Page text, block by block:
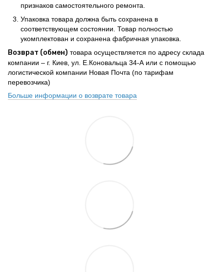
признаков самостоятельного ремонта.
Упаковка товара должна быть сохранена в
соответствующем состоянии. Товар полностью
укомплектован и сохранена фабричная упаковка.
Возврат (обмен) товара осуществляется по адресу склада
компании – г. Киев, ул. Е.Коновальца 34-А или с помощью
логистической компании Новая Почта (по тарифам
перевозчика)
Больше информации о возврате товара